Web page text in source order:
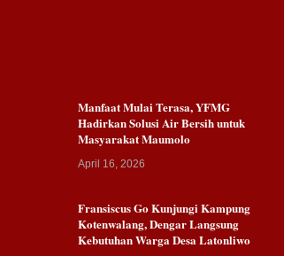
Manfaat Mulai Terasa, YFMG
Hadirkan Solusi Air Bersih untuk
Masyarakat Maumolo
April 16, 2026
Fransiscus Go Kunjungi Kampung
Kotenwalang, Dengar Langsung
Kebutuhan Warga Desa Latonliwo